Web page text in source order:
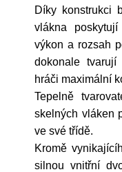
Díky konstrukci
vlákna
výkon a rozsah
dokonale
hráči maximální
Tepelně
skelných vláken
ve své třídě.
Kromě
silnou vnitřní